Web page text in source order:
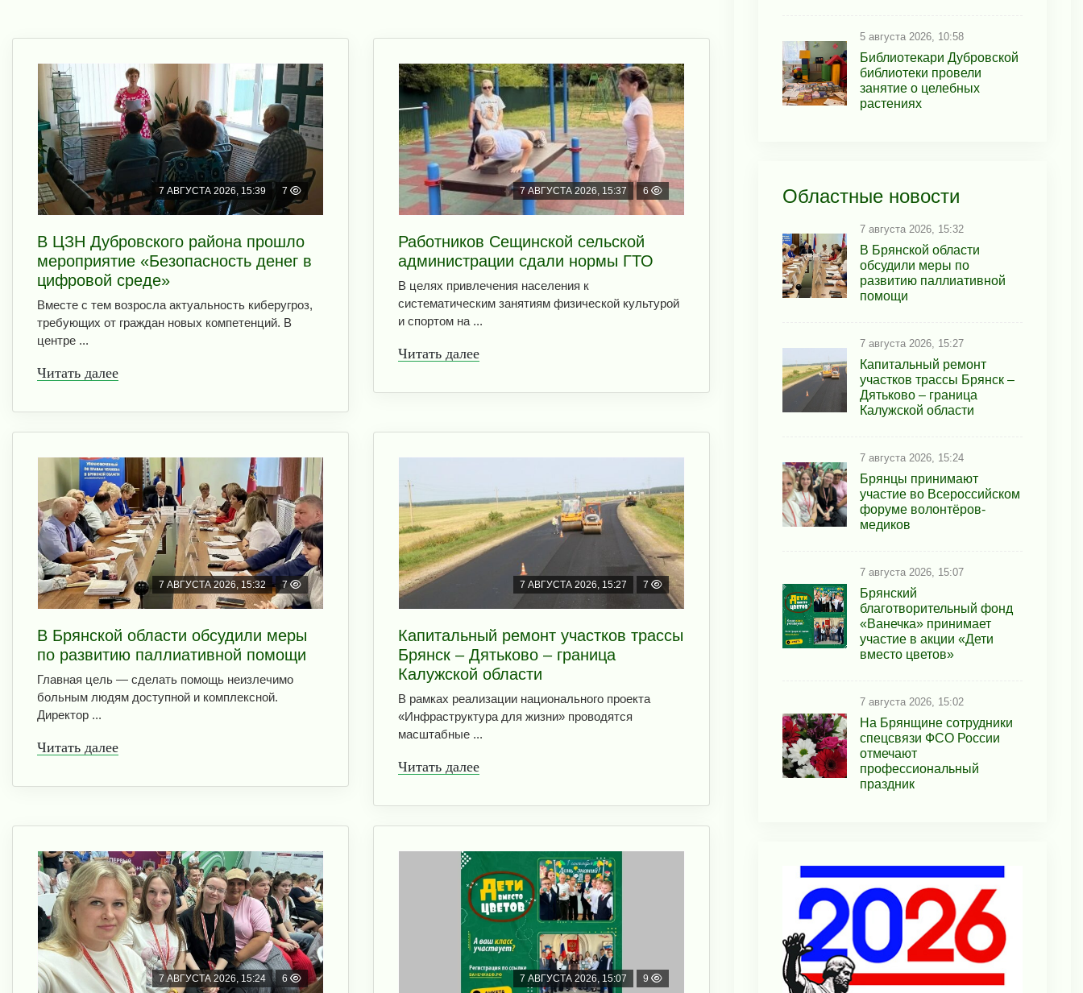
7 АВГУСТА 2026, 15:39 7
В ЦЗН Дубровского района прошло
мероприятие «Безопасность денег в
цифровой среде»
Вместе с тем возросла актуальность киберугроз,
требующих от граждан новых компетенций. В
центре ...
Читать далее
7 АВГУСТА 2026, 15:37 6
Работников Сещинской сельской
администрации сдали нормы ГТО
В целях привлечения населения к
систематическим занятиям физической культурой
и спортом на ...
Читать далее
7 АВГУСТА 2026, 15:32 7
В Брянской области обсудили меры
по развитию паллиативной помощи
Главная цель — сделать помощь неизлечимо
больным людям доступной и комплексной.
Директор ...
Читать далее
7 АВГУСТА 2026, 15:27 7
Капитальный ремонт участков трассы
Брянск – Дятьково – граница
Калужской области
В рамках реализации национального проекта
«Инфраструктура для жизни» проводятся
масштабные ...
Читать далее
7 АВГУСТА 2026, 15:24 6 7 АВГУСТА 2026, 15:07 9
5 августа 2026, 10:58
Библиотекари Дубровской
библиотеки провели
занятие о целебных
растениях
Областные новости
7 августа 2026, 15:32
В Брянской области
обсудили меры по
развитию паллиативной
помощи
7 августа 2026, 15:27
Капитальный ремонт
участков трассы Брянск –
Дятьково – граница
Калужской области
7 августа 2026, 15:24
Брянцы принимают
участие во Всероссийском
форуме волонтёров-
медиков
7 августа 2026, 15:07
Брянский
благотворительный фонд
«Ванечка» принимает
участие в акции «Дети
вместо цветов»
7 августа 2026, 15:02
На Брянщине сотрудники
спецсвязи ФСО России
отмечают
профессиональный
праздник